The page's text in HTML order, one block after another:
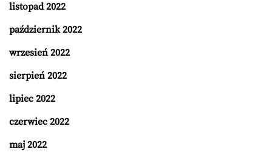
listopad 2022
październik 2022
wrzesień 2022
sierpień 2022
lipiec 2022
czerwiec 2022
maj 2022